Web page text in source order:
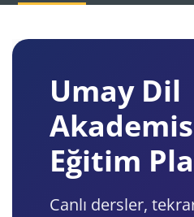
Umay Dil
Eğitim
Canlı dersler,